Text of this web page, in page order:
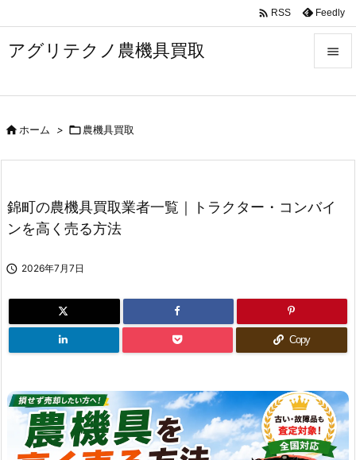
アグリテクノ農機具買取 


 RSS Feedly
ホーム > 農機具買取
錦町の農機具買取業者一覧｜トラクター・コンバイ
ンを高く売る方法
 2026年7月7日
Copy